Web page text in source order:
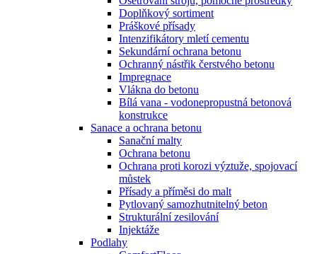
Doplňkový sortiment
Práškové přísady
Intenzifikátory mletí cementu
Sekundární ochrana betonu
Ochranný nástřik čerstvého betonu
Impregnace
Vlákna do betonu
Bílá vana - vodonepropustná betonová
konstrukce
Sanace a ochrana betonu
Sanační malty
Ochrana betonu
Ochrana proti korozi výztuže, spojovací
můstek
Přísady a příměsi do malt
Pytlovaný samozhutnitelný beton
Strukturální zesilování
Injektáže
Podlahy